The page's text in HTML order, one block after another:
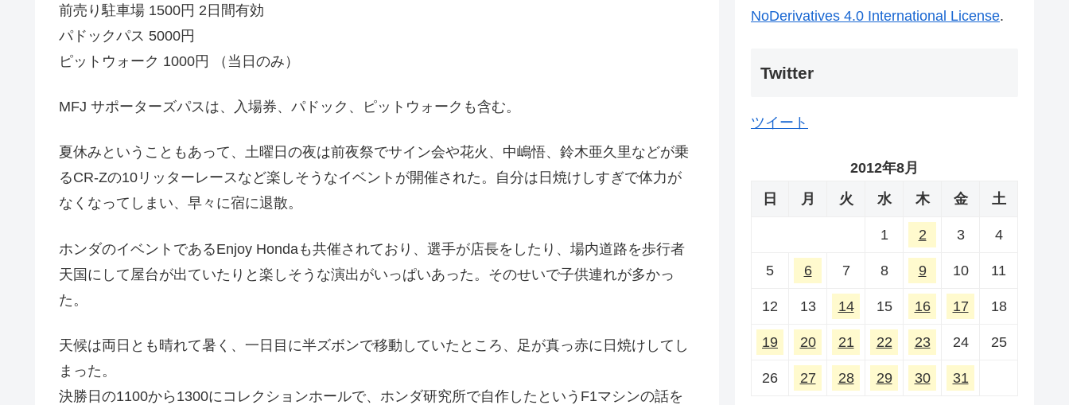
前売り駐車場 1500円 2日間有効
パドックパス 5000円
ピットウォーク 1000円 （当日のみ）
MFJ サポーターズパスは、入場券、パドック、ピットウォークも含む。
夏休みということもあって、土曜日の夜は前夜祭でサイン会や花火、中嶋悟、鈴木亜久里などが乗
るCR-Zの10リッターレースなど楽しそうなイベントが開催された。自分は日焼けしすぎで体力が
なくなってしまい、早々に宿に退散。
ホンダのイベントであるEnjoy Hondaも共催されており、選手が店長をしたり、場内道路を歩行者
天国にして屋台が出ていたりと楽しそうな演出がいっぱいあった。そのせいで子供連れが多かっ
た。
天候は両日とも晴れて暑く、一日目に半ズボンで移動していたところ、足が真っ赤に日焼けしてし
まった。
決勝日の1100から1300にコレクションホールで、ホンダ研究所で自作したというF1マシンの話を
NoDerivatives 4.0 International License.
Twitter
ツイート
2012年8月
日
月 火 水 木 金 土
1 2 3 4
5 6 7 8 9 10 11
12 13 14 15 16 17 18
19 20 21 22 23 24 25
26 27 28 29 30 31